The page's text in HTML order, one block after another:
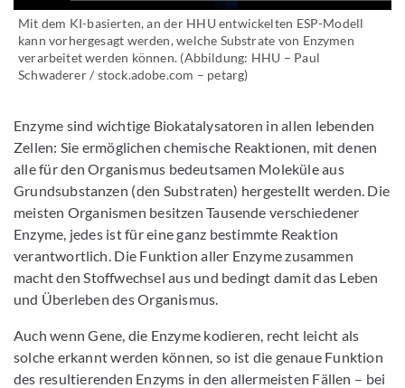
Mit dem KI-basierten, an der HHU entwickelten ESP-Modell
kann vorhergesagt werden, welche Substrate von Enzymen
verarbeitet werden können. (Abbildung: HHU – Paul
Schwaderer / stock.adobe.com – petarg)
Enzyme sind wichtige Biokatalysatoren in allen lebenden
Zellen: Sie ermöglichen chemische Reaktionen, mit denen
alle für den Organismus bedeutsamen Moleküle aus
Grundsubstanzen (den Substraten) hergestellt werden. Die
meisten Organismen besitzen Tausende verschiedener
Enzyme, jedes ist für eine ganz bestimmte Reaktion
verantwortlich. Die Funktion aller Enzyme zusammen
macht den Stoffwechsel aus und bedingt damit das Leben
und Überleben des Organismus.
Auch wenn Gene, die Enzyme kodieren, recht leicht als
solche erkannt werden können, so ist die genaue Funktion
des resultierenden Enzyms in den allermeisten Fällen – bei